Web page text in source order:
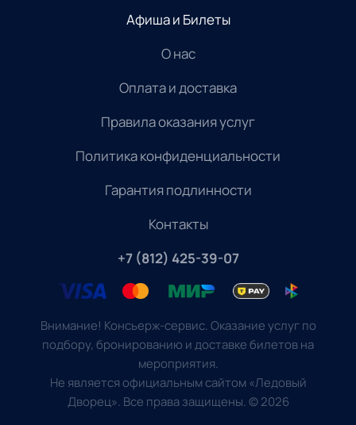
Афиша и Билеты
О нас
Оплата и доставка
Правила оказания услуг
Политика конфиденциальности
Гарантия подлинности
Контакты
+7 (812) 425-39-07
Внимание! Консьерж-сервис. Оказание услуг по
подбору, бронированию и доставке билетов на
мероприятия.
Не является официальным сайтом «Ледовый
Дворец». Все права защищены.©2026